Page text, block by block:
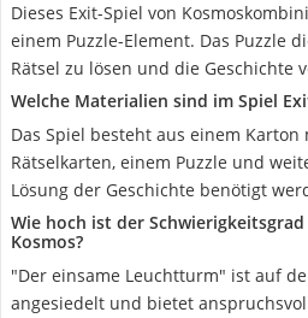
Dieses Exit-Spiel von
einem Puzzle-Element. Das Puzzle
Rätsel zu lösen und die Geschichte
Welche Materialien sind im Spiel
Das Spiel besteht aus einem
Rätselkarten, einem Puzzle und
Lösung der Geschichte benötigt
Wie hoch ist der
Kosmos?
"Der einsame Leuchtturm" ist auf
angesiedelt und bietet